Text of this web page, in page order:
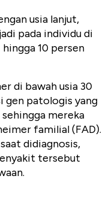
usia lanjut,
pada individu di
10 persen
di bawah usia 30
gen patologis yang
mereka
familial (FAD).
didiagnosis,
tersebut